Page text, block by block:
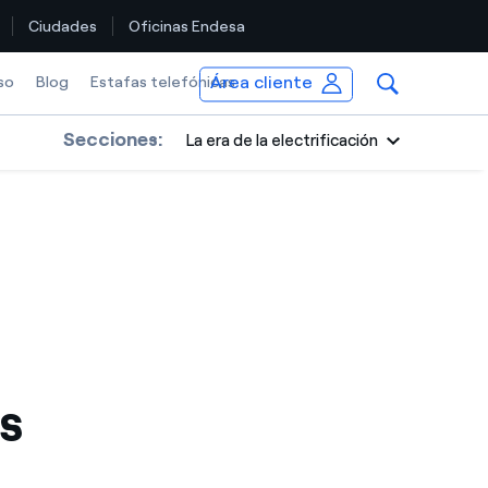
Ciudades Oficinas Endesa
Blog Estafas telefónicasÁrea cliente
Secciones: La era de la electrificación